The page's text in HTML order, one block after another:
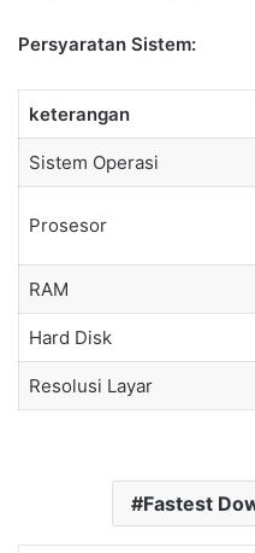
Persyaratan Sistem:
keterangan
Sistem Operasi
Prosesor
RAM
Hard Disk
Resolusi Layar
Fastest